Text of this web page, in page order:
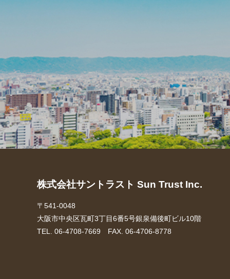
株式会社サントラスト Sun Trust Inc.
〒541-0048
大阪市中央区瓦町3丁目6番5号銀泉備後町ビル10階
TEL. 06-4708-7669 FAX. 06-4706-8778